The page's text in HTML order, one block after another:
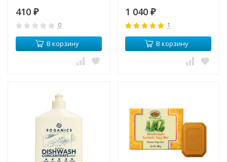
410 ₽
0
В корзину
1 040 ₽
1
В корзину